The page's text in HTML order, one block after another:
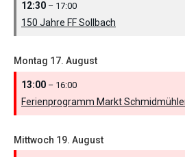
12:30 – 17:00
150 Jahre FF Sollbach
Montag 17. August
13:00 – 16:00
Ferienprogramm Markt
Mittwoch 19. August